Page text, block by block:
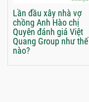
Lần đầu xây nhà vợ
chồng Anh Hào chị
Quyên đánh giá Việt
Quang Group như thế
nào?